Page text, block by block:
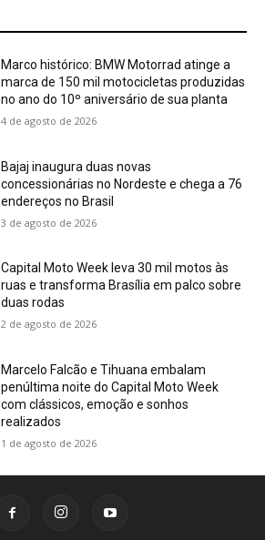
Marco histórico: BMW Motorrad atinge a
marca de 150 mil motocicletas produzidas
no ano do 10º aniversário de sua planta
4 de agosto de 2026
Bajaj inaugura duas novas
concessionárias no Nordeste e chega a 76
endereços no Brasil
3 de agosto de 2026
Capital Moto Week leva 30 mil motos às
ruas e transforma Brasília em palco sobre
duas rodas
2 de agosto de 2026
Marcelo Falcão e Tihuana embalam
penúltima noite do Capital Moto Week
com clássicos, emoção e sonhos
realizados
1 de agosto de 2026